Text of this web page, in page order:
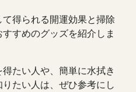
得られる開運効果と掃除
すめのグッズを紹介しま
たい人や、簡単に水拭き
たい人は、ぜひ参考にし